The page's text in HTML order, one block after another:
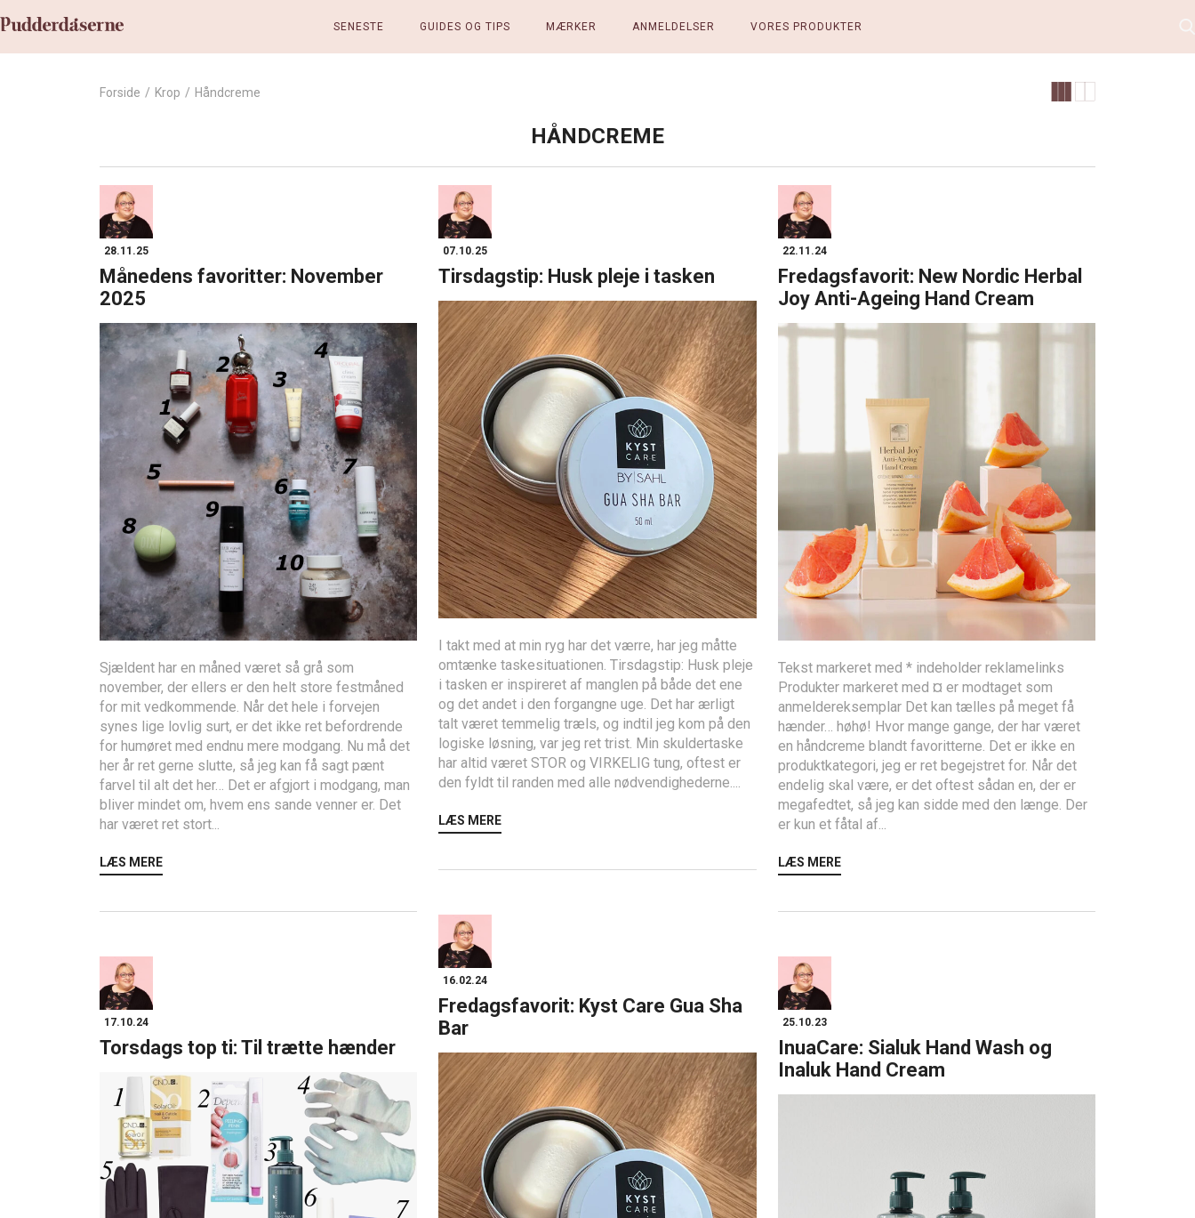
SENESTE GUIDES OG TIPS MÆRKER ANMELDELSER VORES PRODUKTER
Forside / Krop / Håndcreme
HÅNDCREME
28.11.25
Månedens favoritter: November
2025
Sjældent har en måned været så grå som
november, der ellers er den helt store festmåned
for mit vedkommende. Når det hele i forvejen
synes lige lovlig surt, er det ikke ret befordrende
for humøret med endnu mere modgang. Nu må det
her år ret gerne slutte, så jeg kan få sagt pænt
farvel til alt det her… Det er afgjort i modgang, man
bliver mindet om, hvem ens sande venner er. Det
har været ret stort...
LÆS MERE
07.10.25
Tirsdagstip: Husk pleje i tasken
I takt med at min ryg har det værre, har jeg måtte
omtænke taskesituationen. Tirsdagstip: Husk pleje
i tasken er inspireret af manglen på både det ene
og det andet i den forgangne uge. Det har ærligt
talt været temmelig træls, og indtil jeg kom på den
logiske løsning, var jeg ret trist. Min skuldertaske
har altid været STOR og VIRKELIG tung, oftest er
den fyldt til randen med alle nødvendighederne....
LÆS MERE
22.11.24
Fredagsfavorit: New Nordic Herbal
Joy Anti-Ageing Hand Cream
Tekst markeret med * indeholder reklamelinks
Produkter markeret med ¤ er modtaget som
anmeldereksemplar Det kan tælles på meget få
hænder… høhø! Hvor mange gange, der har været
en håndcreme blandt favoritterne. Det er ikke en
produktkategori, jeg er ret begejstret for. Når det
endelig skal være, er det oftest sådan en, der er
megafedtet, så jeg kan sidde med den længe. Der
er kun et fåtal af...
LÆS MERE
17.10.24
Torsdags top ti: Til trætte hænder
16.02.24
Fredagsfavorit: Kyst Care Gua Sha
Bar
25.10.23
InuaCare: Sialuk Hand Wash og
Inaluk Hand Cream